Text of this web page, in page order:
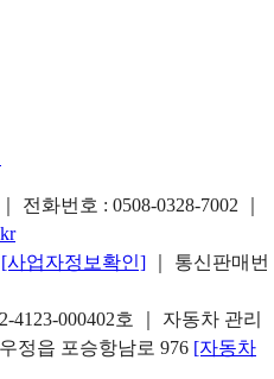
전화번호 : 0508-0328-7002
[사업자정보확인]
｜ 통신판매번
000402호 ｜ 자동차 관리
정읍 포승항남로 976 [자동차